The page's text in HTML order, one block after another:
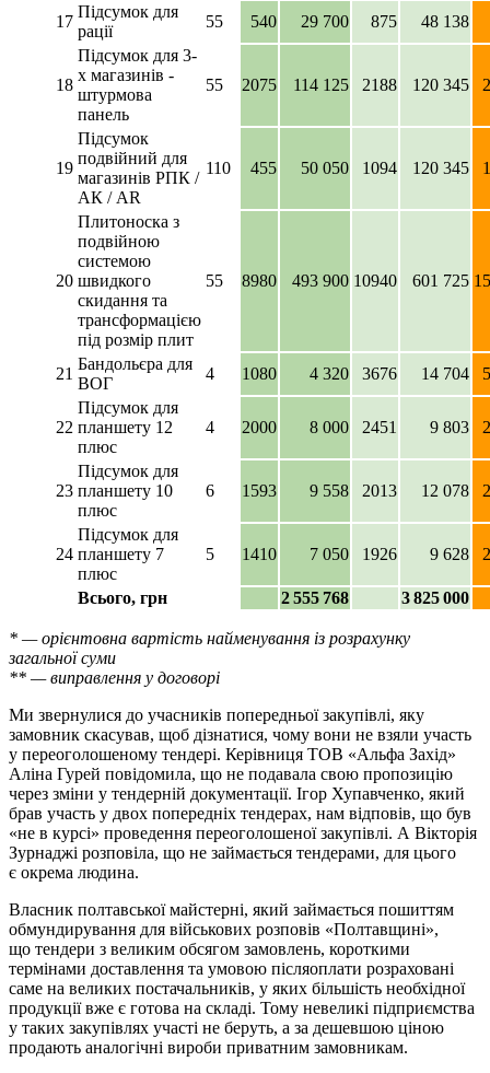
17
Підсумок для
рації
55 540 29 700 875 48 138
18
Підсумок для 3-
х магазинів -
штурмова
панель
55 2075 114 125 2188 120 345
19
Підсумок
подвійний для
магазинів РПК /
АК / AR
110 455 50 050 1094 120 345
20
Плитоноска з
подвійною
системою
швидкого
скидання та
трансформацією
під розмір плит
55 8980 493 900 10940 601 725
21
Бандольєра для
ВОГ
4 1080 4 320 3676 14 704
22
Підсумок для
планшету 12
плюс
4 2000 8 000 2451 9 803
23
Підсумок для
планшету 10
плюс
6 1593 9 558 2013 12 078
24
Підсумок для
планшету 7
плюс
5 1410 7 050 1926 9 628
Всього, грн 2 555 768 3 825 000
* — орієнтовна вартість найменування із розрахунку
загальної суми
** — виправлення у договорі
Ми звернулися до учасників попередньої закупівлі, яку
замовник скасував, щоб дізнатися, чому вони не взяли участь
у переоголошеному тендері. Керівниця ТОВ «Альфа Захід»
Аліна Гурей повідомила, що не подавала свою пропозицію
через зміни у тендерній документації. Ігор Хупавченко, який
брав участь у двох попередніх тендерах, нам відповів, що був
«не в курсі» проведення переоголошеної закупівлі. А Вікторія
Зурнаджі розповіла, що не займається тендерами, для цього
є окрема людина.
Власник полтавської майстерні, який займається пошиттям
обмундирування для військових розповів «Полтавщині»,
що тендери з великим обсягом замовлень, короткими
термінами доставлення та умовою післяоплати розраховані
саме на великих постачальників, у яких більшість необхідної
продукції вже є готова на складі. Тому невеликі підприємства
у таких закупівлях участі не беруть, а за дешевшою ціною
продають аналогічні вироби приватним замовникам.